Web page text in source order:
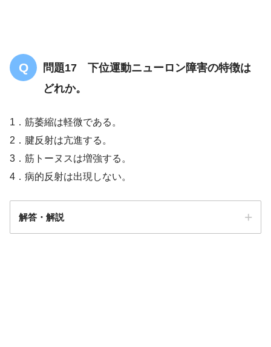
問題17 下位運動ニューロン障害の特徴は
どれか。
1．筋萎縮は軽微である。
2．腱反射は亢進する。
3．筋トーヌスは増強する。
4．病的反射は出現しない。
解答・解説